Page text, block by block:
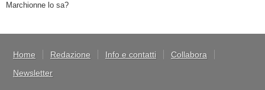
Marchionne lo sa?
Home Redazione Info e contatti
Collabora
Newsletter